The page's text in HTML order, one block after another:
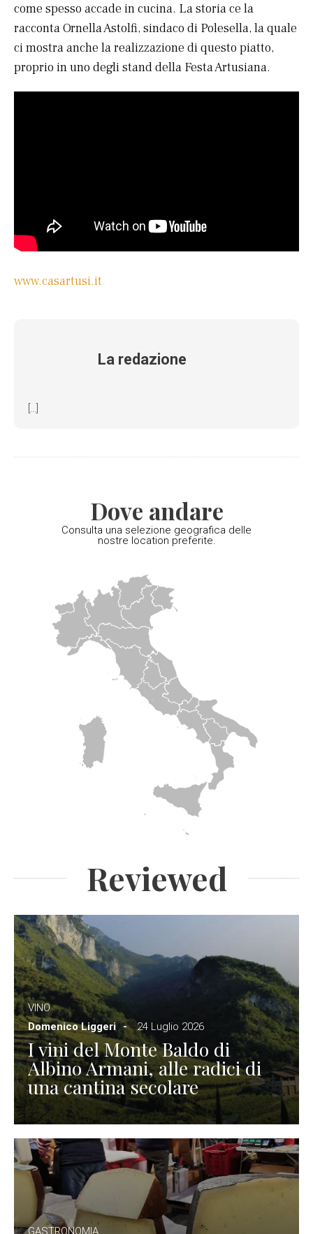
come spesso accade in cucina. La storia ce la
racconta Ornella Astolfi, sindaco di Polesella, la quale
ci mostra anche la realizzazione di questo piatto,
proprio in uno degli stand della Festa Artusiana.
www.casartusi.it
La redazione
[...]
Dove andare
Consulta una selezione geografica delle
nostre location preferite.
Reviewed
VINO
Domenico Liggeri
24 Luglio 2026
I vini del Monte Baldo di
Albino Armani, alle radici di
una cantina secolare
GASTRONOMIA